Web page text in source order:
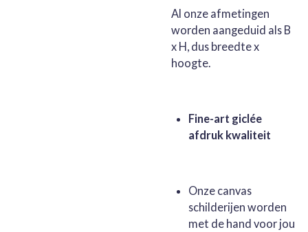
Al onze afmetingen
worden aangeduid als B
x H, dus breedte x
hoogte.
Fine-art giclée
afdruk kwaliteit
Onze canvas
schilderijen worden
met de hand voor jou